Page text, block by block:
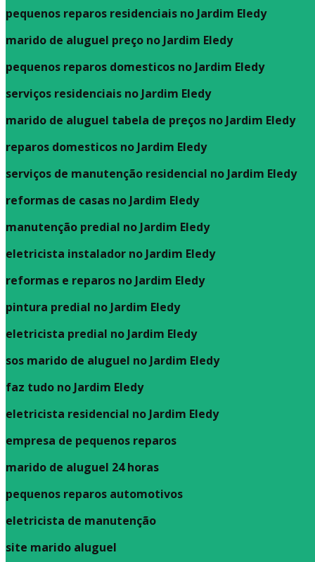
pequenos reparos residenciais no Jardim Eledy
marido de aluguel preço no Jardim Eledy
pequenos reparos domesticos no Jardim Eledy
serviços residenciais no Jardim Eledy
marido de aluguel tabela de preços no Jardim Eledy
reparos domesticos no Jardim Eledy
serviços de manutenção residencial no Jardim Eledy
reformas de casas no Jardim Eledy
manutenção predial no Jardim Eledy
eletricista instalador no Jardim Eledy
reformas e reparos no Jardim Eledy
pintura predial no Jardim Eledy
eletricista predial no Jardim Eledy
sos marido de aluguel no Jardim Eledy
faz tudo no Jardim Eledy
eletricista residencial no Jardim Eledy
empresa de pequenos reparos
marido de aluguel 24 horas
pequenos reparos automotivos
eletricista de manutenção
site marido aluguel